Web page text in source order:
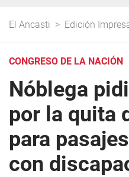
El Ancasti > Edición
CONGRESO DE LA NACIÓN
Nóblega
por la quita
para
con